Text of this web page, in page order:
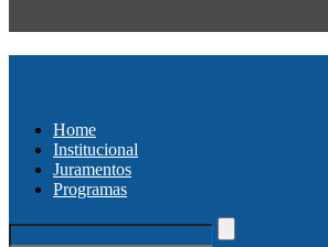
Home
Institucional
Juramentos
Programas